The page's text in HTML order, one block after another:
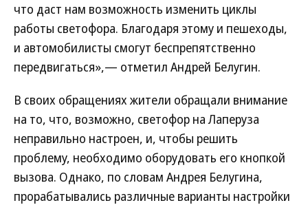
что даст нам возможность изменить циклы
работы светофора. Благодаря этому и пешеходы,
и автомобилисты смогут беспрепятственно
передвигаться»,— отметил Андрей Белугин.
В своих обращениях жители обращали внимание
на то, что, возможно, светофор на Лаперуза
неправильно настроен, и, чтобы решить
проблему, необходимо оборудовать его кнопкой
вызова. Однако, по словам Андрея Белугина,
прорабатывались различные варианты настройки